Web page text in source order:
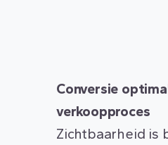
Conversie
verkoopproces
Zichtbaarheid is